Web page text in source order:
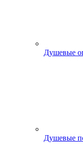
Душевые
Душевые